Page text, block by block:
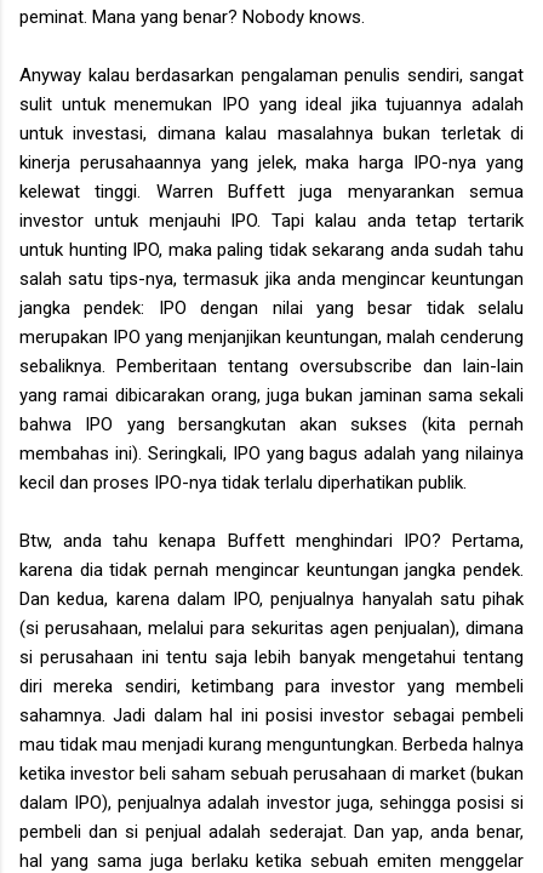
peminat. Mana yang benar? Nobody knows.
Anyway kalau berdasarkan pengalaman penulis sendiri, sangat
sulit untuk menemukan IPO yang ideal jika tujuannya adalah
untuk investasi, dimana kalau masalahnya bukan terletak di
kinerja perusahaannya yang jelek, maka harga IPO-nya yang
kelewat tinggi. Warren Buffett juga menyarankan semua
investor untuk menjauhi IPO. Tapi kalau anda tetap tertarik
untuk hunting IPO, maka paling tidak sekarang anda sudah tahu
salah satu tips-nya, termasuk jika anda mengincar keuntungan
jangka pendek: IPO dengan nilai yang besar tidak selalu
merupakan IPO yang menjanjikan keuntungan, malah cenderung
sebaliknya. Pemberitaan tentang oversubscribe dan lain-lain
yang ramai dibicarakan orang, juga bukan jaminan sama sekali
bahwa IPO yang bersangkutan akan sukses (kita pernah
membahas ini). Seringkali, IPO yang bagus adalah yang nilainya
kecil dan proses IPO-nya tidak terlalu diperhatikan publik.
Btw, anda tahu kenapa Buffett menghindari IPO? Pertama,
karena dia tidak pernah mengincar keuntungan jangka pendek.
Dan kedua, karena dalam IPO, penjualnya hanyalah satu pihak
(si perusahaan, melalui para sekuritas agen penjualan), dimana
si perusahaan ini tentu saja lebih banyak mengetahui tentang
diri mereka sendiri, ketimbang para investor yang membeli
sahamnya. Jadi dalam hal ini posisi investor sebagai pembeli
mau tidak mau menjadi kurang menguntungkan. Berbeda halnya
ketika investor beli saham sebuah perusahaan di market (bukan
dalam IPO), penjualnya adalah investor juga, sehingga posisi si
pembeli dan si penjual adalah sederajat. Dan yap, anda benar,
hal yang sama juga berlaku ketika sebuah emiten menggelar